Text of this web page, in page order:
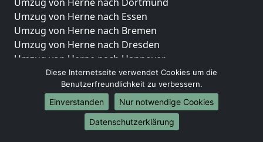
Umzug von Herne nach Essen
Umzug von Herne nach Bremen
Umzug von Herne nach Dresden
Umzug von Herne nach Hannover
Umzug von Herne nach Nürnberg
Umzug von Herne nach Duisburg
Umzug von Herne nach Bochum
Umzug von Herne nach Wuppertal
Umzug von Herne nach Bielefeld
Diese Internetseite verwendet Cookies um die
Benutzerfreundlichkeit zu verbessern.
Einverstanden
Nur notwendige Cookies
Datenschutzerklärung